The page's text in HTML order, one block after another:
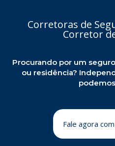
Corretoras de
Corretor
Procurando por um
ou residência?
Fale agora